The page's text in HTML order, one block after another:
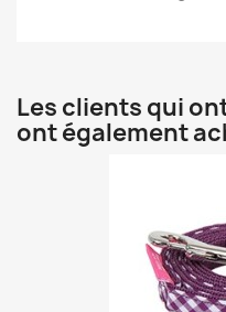
Les clients qui
ont également